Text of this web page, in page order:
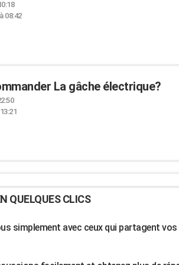
08:42
La gâche électrique?
QUELQUES CLICS
simplement avec ceux qui partagent